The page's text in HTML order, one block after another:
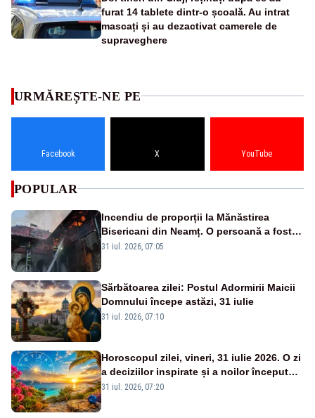
furat 14 tablete dintr-o școală. Au intrat
mascați și au dezactivat camerele de
supraveghere
URMĂREȘTE-NE PE
Facebook X YouTube
POPULAR
Incendiu de proporții la Mănăstirea
Bisericani din Neamț. O persoană a fost
găsită carbonizată - FOTO/ VIDEO
31 iul. 2026, 07:05
Sărbătoarea zilei: Postul Adormirii Maicii
Domnului începe astăzi, 31 iulie
31 iul. 2026, 07:10
Horoscopul zilei, vineri, 31 iulie 2026. O zi
a deciziilor inspirate și a noilor începuturi.
Vezi zodiile vizate
31 iul. 2026, 07:20